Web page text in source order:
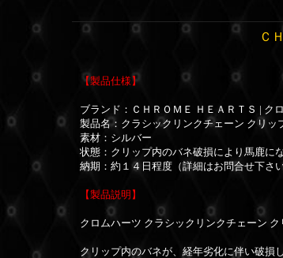
Ｃ
【製品仕様】
ブランド：ＣＨＲＯＭＥ ＨＥＡＲＴＳ | ク
製品名：クラシックリンクチェーン クリッ
素材：シルバー
状態：クリップ内のバネ破損により馬鹿に
納期：約１４日程度（詳細はお問合せ下さい
【製品説明】
クロムハーツ クラシックリンクチェーン
クリップ内のバネが、経年劣化に伴い破損